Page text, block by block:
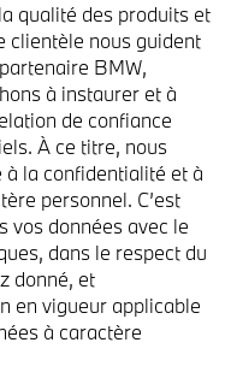
qualité des produits et
clientèle nous guident
BMW,
à instaurer et à
de confiance
À ce titre, nous
la confidentialité et à
personnel. C’est
vos données avec le
dans le respect du
donné, et
en vigueur applicable
à caractère